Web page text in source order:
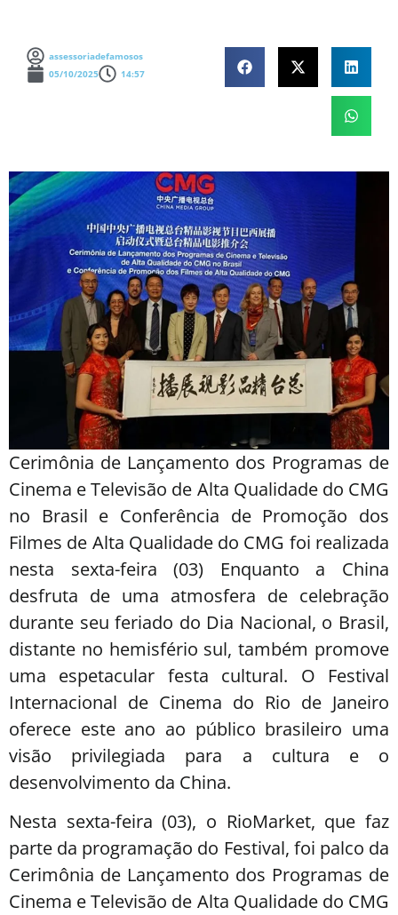
assessoriadefamosos
05/10/2025
14:57
Cerimônia de Lançamento dos Programas de
Cinema e Televisão de Alta Qualidade do CMG
no Brasil e Conferência de Promoção dos
Filmes de Alta Qualidade do CMG foi realizada
nesta sexta-feira (03) Enquanto a China
desfruta de uma atmosfera de celebração
durante seu feriado do Dia Nacional, o Brasil,
distante no hemisfério sul, também promove
uma espetacular festa cultural. O Festival
Internacional de Cinema do Rio de Janeiro
oferece este ano ao público brasileiro uma
visão privilegiada para a cultura e o
desenvolvimento da China.
Nesta sexta-feira (03), o RioMarket, que faz
parte da programação do Festival, foi palco da
Cerimônia de Lançamento dos Programas de
Cinema e Televisão de Alta Qualidade do CMG